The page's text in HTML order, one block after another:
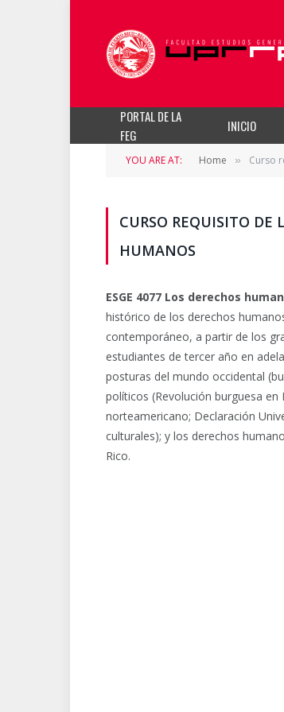
PORTAL DE LA
FEG
INICIO
YOU ARE AT: Home » Curso
CURSO REQUISITO DE
HUMANOS
ESGE 4077 Los derechos
histórico de los derechos
contemporáneo, a partir de los
estudiantes de tercer año en
posturas del mundo occidental
políticos (Revolución burguesa
norteamericano; Declaración
culturales); y los derechos
Rico.